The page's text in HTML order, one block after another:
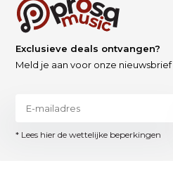
Exclusieve deals ontvangen?
Meld je aan voor onze nieuwsbrief
* Lees hier de wettelijke beperkingen